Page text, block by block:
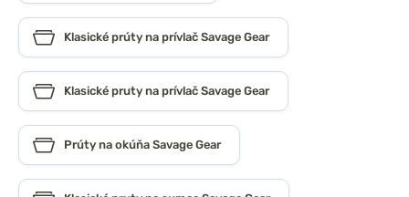
Klasické prúty na prívlač Savage Gear
Klasické pruty na prívlač Savage Gear
Prúty na okúňa Savage Gear